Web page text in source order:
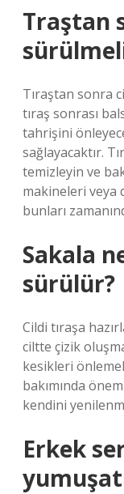
Traştan
Tıraştan sonra
tıraş sonrası
tahrişini
sağlayacaktır.
temizleyin ve
makineleri veya
bunları
Sakala
sürülür?
Cildi tıraşa
ciltte çizik
kesikleri
bakımında
kendini
Erkek